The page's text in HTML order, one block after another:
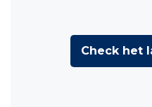
Check het